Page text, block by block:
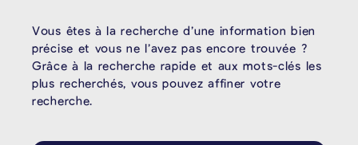
Vous êtes à la recherche d’une information bien
précise et vous ne l’avez pas encore trouvée ?
Grâce à la recherche rapide et aux mots-clés les
plus recherchés, vous pouvez affiner votre
recherche.